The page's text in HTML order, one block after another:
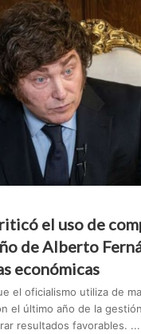
el uso de
de Alberto
económicas
el oficialismo utiliza de
el último año de la
resultados favorables. ...